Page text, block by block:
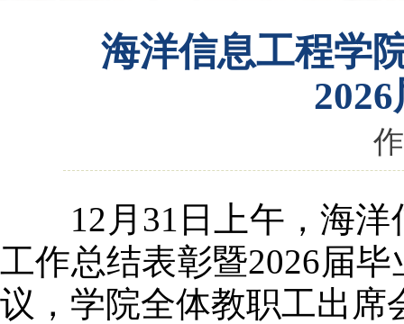
海洋信息工程学
12月31日上午，海
工作总结表彰暨2026届
议，学院全体教职工出席